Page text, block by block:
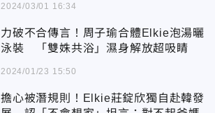
2024/03/01 16:34
力破不合傳言！周子瑜合體Elkie泡湯曬
泳裝 「雙姝共浴」濕身解放超吸睛
2024/01/23 15:50
擔心被潛規則！Elkie莊錠欣獨自赴韓發